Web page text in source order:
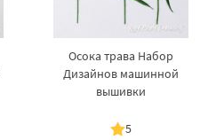
Осока трава Набор
Дизайнов машинной
вышивки
5